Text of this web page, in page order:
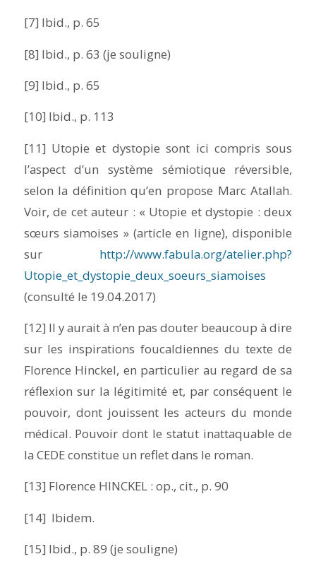
[7] Ibid., p. 65
[8] Ibid., p. 63 (je souligne)
[9] Ibid., p. 65
[10] Ibid., p. 113
[11] Utopie et dystopie sont ici compris sous
l’aspect d’un système sémiotique réversible,
selon la définition qu’en propose Marc Atallah.
Voir, de cet auteur : « Utopie et dystopie : deux
sœurs siamoises » (article en ligne), disponible
sur http://www.fabula.org/atelier.php?
Utopie_et_dystopie_deux_soeurs_siamoises
(consulté le 19.04.2017)
[12] Il y aurait à n’en pas douter beaucoup à dire
sur les inspirations foucaldiennes du texte de
Florence Hinckel, en particulier au regard de sa
réflexion sur la légitimité et, par conséquent le
pouvoir, dont jouissent les acteurs du monde
médical. Pouvoir dont le statut inattaquable de
la CEDE constitue un reflet dans le roman.
[13] Florence HINCKEL : op., cit., p. 90
[14] Ibidem.
[15] Ibid., p. 89 (je souligne)